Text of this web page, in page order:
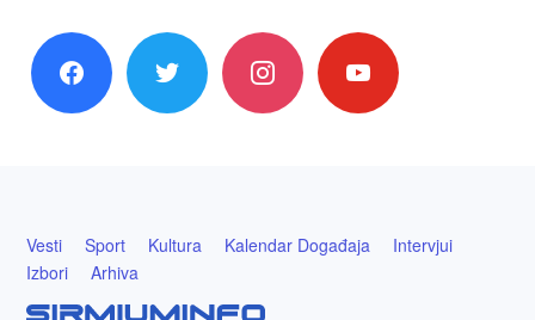
facebook twitter instagram youtube
Vesti Sport Kultura Kalendar Događaja
Intervjui
Izbori
Arhiva